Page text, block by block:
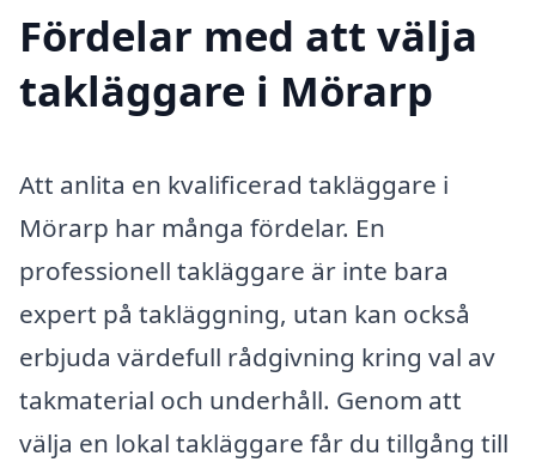
Fördelar med att välja
takläggare i Mörarp
Att anlita en kvalificerad takläggare i
Mörarp har många fördelar. En
professionell takläggare är inte bara
expert på takläggning, utan kan också
erbjuda värdefull rådgivning kring val av
takmaterial och underhåll. Genom att
välja en lokal takläggare får du tillgång till